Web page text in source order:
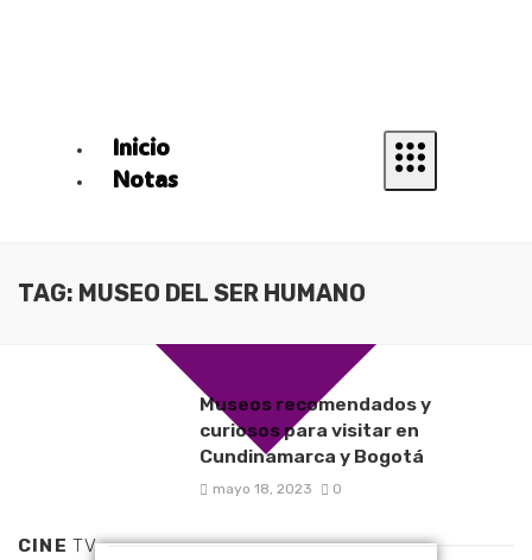
Inicio
Notas
TAG: MUSEO DEL SER HUMANO
Museos recomendados y
curiosos para visitar en
Cundinamarca y Bogotá
mayo 18, 2023 0
CINETV